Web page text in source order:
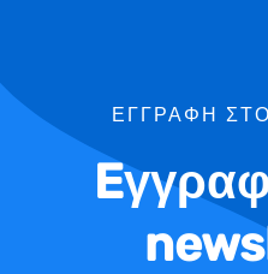
ΕΓΓΡΑΦΗ ΣΤΟ